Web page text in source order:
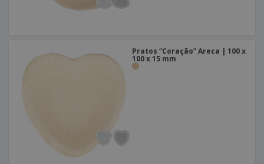
Pratos “Coração” Areca | 100 x
100 x 15 mm